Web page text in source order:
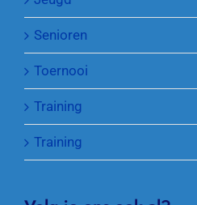
Senioren
Toernooi
Training
Training